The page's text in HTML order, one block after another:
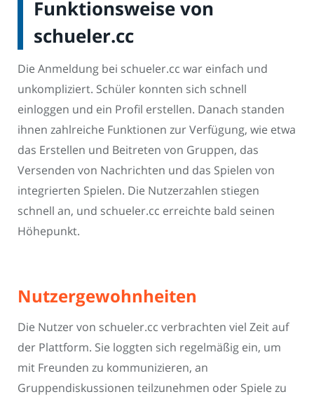
Funktionsweise von
schueler.cc
Die Anmeldung bei schueler.cc war einfach und
unkompliziert. Schüler konnten sich schnell
einloggen und ein Profil erstellen. Danach standen
ihnen zahlreiche Funktionen zur Verfügung, wie etwa
das Erstellen und Beitreten von Gruppen, das
Versenden von Nachrichten und das Spielen von
integrierten Spielen. Die Nutzerzahlen stiegen
schnell an, und schueler.cc erreichte bald seinen
Höhepunkt.
Nutzergewohnheiten
Die Nutzer von schueler.cc verbrachten viel Zeit auf
der Plattform. Sie loggten sich regelmäßig ein, um
mit Freunden zu kommunizieren, an
Gruppendiskussionen teilzunehmen oder Spiele zu